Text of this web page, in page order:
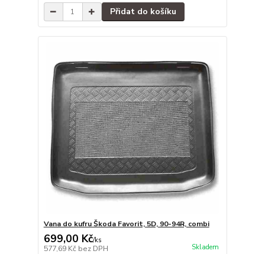
Přidat do košíku
Vana do kufru Škoda Favorit, 5D, 90-94R, combi
699,00 Kč/ks
577,69 Kč bez DPH Skladem